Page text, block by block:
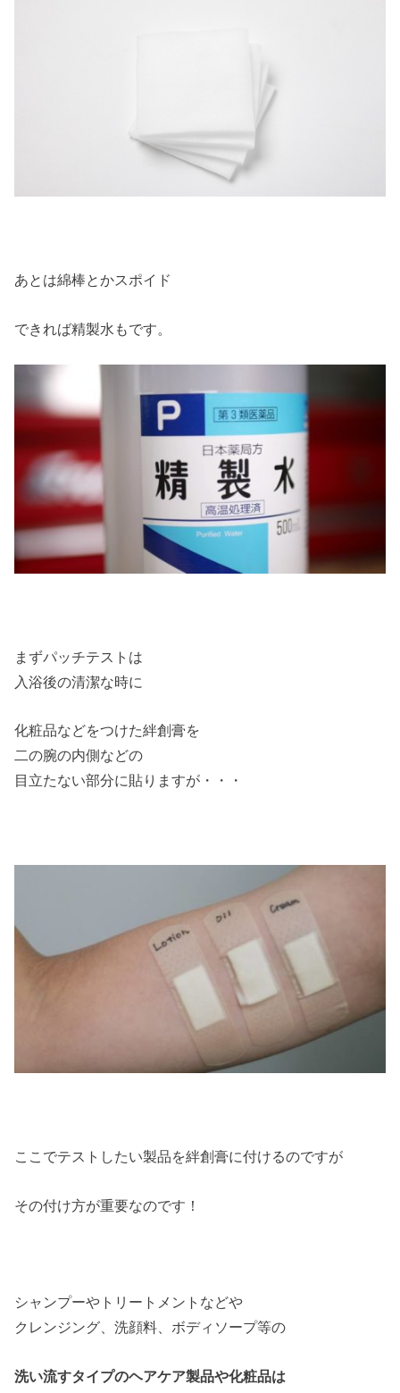
あとは綿棒とかスポイド
できれば精製水もです。
まずパッチテストは
入浴後の清潔な時に
化粧品などをつけた絆創膏を
二の腕の内側などの
目立たない部分に貼りますが・・・
ここでテストしたい製品を絆創膏に付けるのですが
その付け方が重要なのです！
シャンプーやトリートメントなどや
クレンジング、洗顔料、ボディソープ等の
洗い流すタイプのヘアケア製品や化粧品は